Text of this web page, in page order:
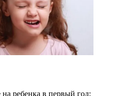
ребенка в первый год: